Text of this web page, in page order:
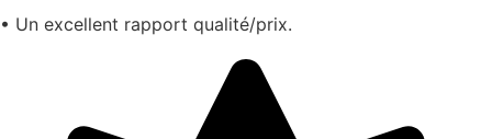
• Un excellent rapport qualité/prix.